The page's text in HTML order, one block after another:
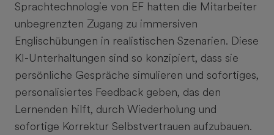
Sprachtechnologie von EF hatten die Mitarbeiter
unbegrenzten Zugang zu immersiven
Englischübungen in realistischen Szenarien. Diese
KI-Unterhaltungen sind so konzipiert, dass sie
persönliche Gespräche simulieren und sofortiges,
personalisiertes Feedback geben, das den
Lernenden hilft, durch Wiederholung und
sofortige Korrektur Selbstvertrauen aufzubauen.